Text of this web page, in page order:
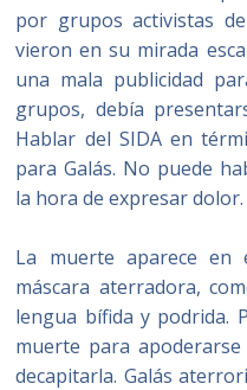
por grupos activistas
vieron en su mirada
una mala publicidad
grupos, debía
Hablar del SIDA en
para Galás. No puede
la hora de expresar dolor.
La muerte aparece en
máscara aterradora,
lengua bífida y podrida.
muerte para
decapitarla. Galás